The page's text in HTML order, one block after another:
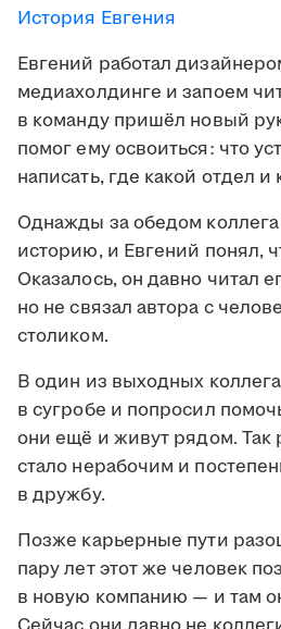
История Евгения
Евгений работал
медиахолдинге и запоем
в команду пришёл новый
помог ему освоиться: что
написать, где какой отдел
Однажды за обедом коллега
историю, и Евгений понял,
Оказалось, он давно читал
но не связал автора с
столиком.
В один из выходных
в сугробе и попросил
они ещё и живут рядом. Так
стало нерабочим и
в дружбу.
Позже карьерные пути
пару лет этот же человек
в новую компанию — и там